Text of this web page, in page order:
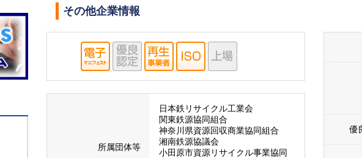
その他企業情報
所属団体等
日本鉄リサイクル工業会
関東鉄源協同組合
神奈川県資源回収商業協同組合
湘南鉄源協議会
小田原市資源リサイクル事業協同
優